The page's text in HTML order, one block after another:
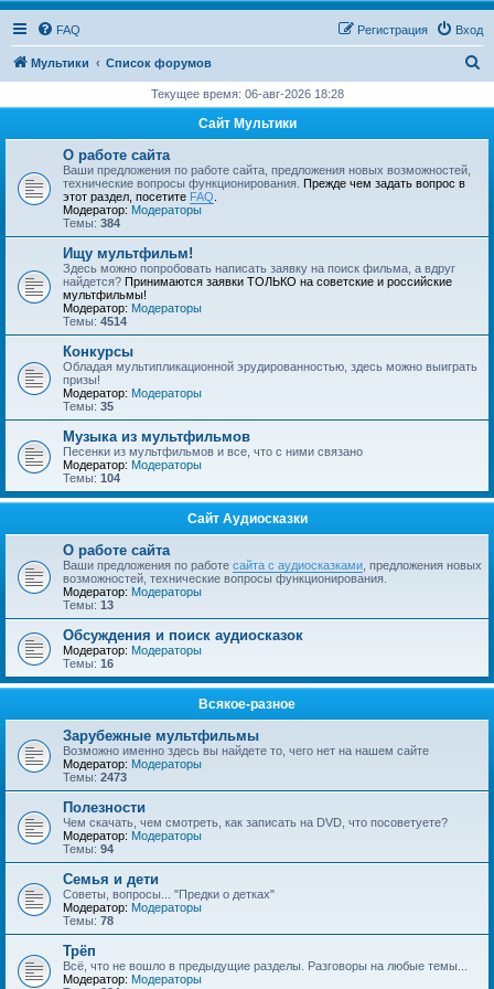
FAQ Вход
Регистрация
Мультики Список форумов
с
Текущее время: 06-авг-2026 18:28
Сайт Мультики
О работе сайта
Ваши предложения по работе сайта, предложения новых возможностей,
технические вопросы функционирования. Прежде чем задать вопрос в
этот раздел, посетите FAQ
Модератор: Модераторы
Темы: 384
Ищу мультфильм!
Здесь можно попробовать написать заявку на поиск фильма, а вдруг
найдется? Принимаются заявки ТОЛЬКО на советские и российские
мультфильмы!
Модератор: Модераторы
Темы: 4514
Конкурсы
Обладая мультипликационной эрудированностью, здесь можно выиграть
призы!
Модератор: Модераторы
Темы: 35
Музыка из мультфильмов
Песенки из мультфильмов и все, что с ними связано
Модератор: Модераторы
Темы: 104
Сайт Аудиосказки
О работе сайта
Ваши предложения по работе сайта с аудиосказками , предложения новых
возможностей, технические вопросы функционирования.
Модератор: Модераторы
Темы: 13
Обсуждения и поиск аудиосказок
Модератор: Модераторы
Темы: 16
Всякое-разное
Зарубежные мультфильмы
Возможно именно здесь вы найдете то, чего нет на нашем сайте
Модератор: Модераторы
Темы: 2473
Полезности
Чем скачать, чем смотреть, как записать на DVD, что посоветуете?
Модератор: Модераторы
Темы: 94
Семья и дети
Советы, вопросы... "Предки о детках"
Модератор: Модераторы
Темы: 78
Трёп
Всё, что не вошло в предыдущие разделы. Разговоры на любые темы...
Модератор: Модераторы